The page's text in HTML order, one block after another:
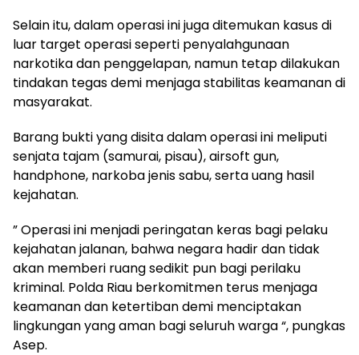
Selain itu, dalam operasi ini juga ditemukan kasus di
luar target operasi seperti penyalahgunaan
narkotika dan penggelapan, namun tetap dilakukan
tindakan tegas demi menjaga stabilitas keamanan di
masyarakat.
Barang bukti yang disita dalam operasi ini meliputi
senjata tajam (samurai, pisau), airsoft gun,
handphone, narkoba jenis sabu, serta uang hasil
kejahatan.
” Operasi ini menjadi peringatan keras bagi pelaku
kejahatan jalanan, bahwa negara hadir dan tidak
akan memberi ruang sedikit pun bagi perilaku
kriminal. Polda Riau berkomitmen terus menjaga
keamanan dan ketertiban demi menciptakan
lingkungan yang aman bagi seluruh warga “, pungkas
Asep.